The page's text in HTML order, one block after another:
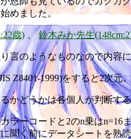
めました。
歳) 、鈴木みか先生
言のようなものなので内容
Z8401-1999)をすると2次元
かどうかは各個人が判断す
ラーコードと2のn乗はn=16
聞く前にデータシートを熟